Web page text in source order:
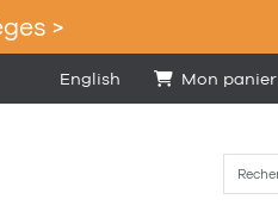
>
English Mon panier